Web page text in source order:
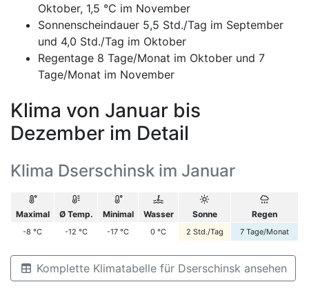
Oktober, 1,5 °C im November
Sonnenscheindauer 5,5 Std./Tag im September
und 4,0 Std./Tag im Oktober
Regentage 8 Tage/Monat im Oktober und 7
Tage/Monat im November
Klima von Januar bis
Dezember im Detail
Klima Dserschinsk im Januar
Maximal Ø Temp. Minimal Wasser Sonne Regen
-8 °C -12 °C -17 °C 0 °C 2 Std./Tag 7 Tage/Monat
Komplette Klimatabelle für Dserschinsk ansehen